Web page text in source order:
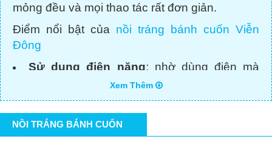
mỏng đều và mọi thao tác rất đơn giản.
Điểm nổi bật của nồi tráng bánh cuốn Viễn
Đông
Sử dụng điện năng: nhờ dùng điện mà
người sử dụng không cần vất vả nhóm bếp,
không phải hít bụi than có hại cho sức khỏe
Cách nhiệt an toàn: thành nồi 2 lớp có lớp
cách nhiệt giúp người tráng bánh ngồi bên
Xem Thêm
NỒI TRÁNG BÁNH CUỐN